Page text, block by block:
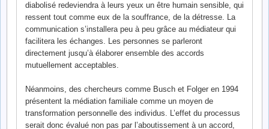
diabolisé redeviendra à leurs yeux un être humain sensible, qui
ressent tout comme eux de la souffrance, de la détresse. La
communication s’installera peu à peu grâce au médiateur qui
facilitera les échanges. Les personnes se parleront
directement jusqu’à élaborer ensemble des accords
mutuellement acceptables.
Néanmoins, des chercheurs comme Busch et Folger en 1994
présentent la médiation familiale comme un moyen de
transformation personnelle des individus. L’effet du processus
serait donc évalué non pas par l’aboutissement à un accord,